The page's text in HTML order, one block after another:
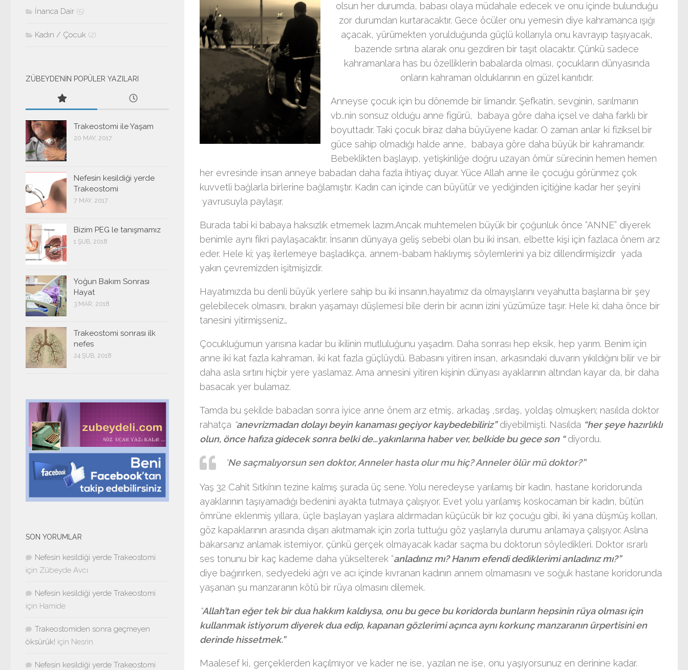
olsun her durumda, babası olaya müdahale edecek ve onu içinde bulunduğu
zor durumdan kurtaracaktır. Gece öcüler onu yemesin diye kahramanca ışığı
açacak, yürümekten yorulduğunda güçlü kollarıyla onu kavrayıp taşıyacak,
bazende sırtına alarak onu gezdiren bir taşıt olacaktır. Çünkü sadece
kahramanlara has bu özelliklerin babalarda olması, çocukların dünyasında
onların kahraman olduklarının en güzel kanıtıdır.
Anneyse çocuk için bu dönemde bir limandır. Şefkatin, sevginin, sarılmanın
vb..nin sonsuz olduğu anne figürü, babaya göre daha içsel ve daha farklı bir
boyuttadır. Taki çocuk biraz daha büyüyene kadar. O zaman anlar ki fiziksel bir
güce sahip olmadığı halde anne, babaya göre daha büyük bir kahramandır.
Bebeklikten başlayıp, yetişkinliğe doğru uzayan ömür sürecinin hemen hemen
her evresinde insan anneye babadan daha fazla ihtiyaç duyar. Yüce Allah anne ile çocuğu görünmez çok
kuvvetli bağlarla birlerine bağlamıştır. Kadın can içinde can büyütür ve yediğinden içitiğine kadar her şeyini
yavrusuyla paylaşır.
Burada tabi ki babaya haksızlık etmemek lazım.Ancak muhtemelen büyük bir çoğunluk önce “ANNE” diyerek
benimle aynı fikri paylaşacaktır. İnsanın dünyaya geliş sebebi olan bu iki insan, elbette kişi için fazlaca önem arz
eder. Hele ki; yaş ilerlemeye başladıkça, annem-babam haklıymış söylemlerini ya biz dillendirmişizdir yada
yakın çevremizden işitmişizdir.
Hayatımızda bu denli büyük yerlere sahip bu iki insanın,hayatımız da olmayışlarını veyahutta başlarına bir şey
gelebilecek olmasını, bırakın yaşamayı düşlemesi bile derin bir acının izini yüzümüze taşır. Hele ki; daha önce bir
tanesini yitirmişseniz…
Çocukluğumun yarısına kadar bu ikilinin mutluluğunu yaşadım. Daha sonrası hep eksik, hep yarım. Benim için
anne iki kat fazla kahraman, iki kat fazla güçlüydü. Babasını yitiren insan, arkasındaki duvarın yıkıldığını bilir ve bir
daha asla sırtını hiçbir yere yaslamaz. Ama annesini yitiren kişinin dünyası ayaklarının altından kayar da, bir daha
basacak yer bulamaz.
Tamda bu şekilde babadan sonra iyice anne önem arz etmiş, arkadaş ,sırdaş, yoldaş olmuşken; nasılda doktor
rahatça “anevrizmadan dolayı beyin kanaması geçiyor kaybedebiliriz” diyebilmişti. Nasılda “her şeye hazırlıklı
olun, önce hafıza gidecek sonra belki de…yakınlarına haber ver, belkide bu gece son “diyordu.
“Ne saçmalıyorsun sen doktor, Anneler hasta olur mu hiç? Anneler ölür mü doktor?”
Yaş 32 Cahit Sıtkı’nın tezine kalmış şurada üç sene. Yolu neredeyse yarılamış bir kadın, hastane koridorunda
ayaklarının taşıyamadığı bedenini ayakta tutmaya çalışıyor. Evet yolu yarılamış koskocaman bir kadın, bütün
ömrüne eklenmiş yıllara, üçle başlayan yaşlara aldırmadan küçücük bir kız çocuğu gibi, iki yana düşmüş kolları,
göz kapaklarının arasında dışarı akıtmamak için zorla tuttuğu göz yaşlarıyla durumu anlamaya çalışıyor. Aslına
bakarsanız anlamak istemiyor, çünkü gerçek olmayacak kadar saçma bu doktorun söyledikleri. Doktor ısrarlı
ses tonunu bir kaç kademe daha yükselterek “anladınız mı? Hanım efendi dediklerimi anladınız mı?”
diye bağırırken, sedyedeki ağrı ve acı içinde kıvranan kadının annem olmamasını ve soğuk hastane koridorunda
yaşanan şu manzaranın kötü bir rüya olmasını dilemek.
“Allah’tan eğer tek bir dua hakkım kaldıysa, onu bu gece bu koridorda bunların hepsinin rüya olması için
kullanmak istiyorum diyerek dua edip, kapanan gözlerimi açınca aynı korkunç manzaranın ürpertisini en
derinde hissetmek.”
Maalesef ki, gerçeklerden kaçılmıyor ve kader ne ise, yazılan ne ise, onu yaşıyorsunuz en derinine kadar.
İnanca Dair (5)
Kadın / Çocuk (2)
ZÜBEYDE’NİN POPÜLER YAZILARI
Trakeostomi ile Yaşam
20 MAY, 2017
Nefesin kesildiği yerde
Trakeostomi
7 MAY, 2017
Bizim PEG le tanışmamız
1 ŞUB, 2018
Yoğun Bakım Sonrası
Hayat
3 MAR, 2018
Trakeostomi sonrası ilk
nefes
24 ŞUB, 2018
SON YORUMLAR
Nefesin kesildiği yerde Trakeostomi
için Zübeyde Avcı
Nefesin kesildiği yerde Trakeostomi
için Hamide
Trakeostomiden sonra geçmeyen
öksürük! için Nesrin
Nefesin kesildiği yerde Trakeostomi